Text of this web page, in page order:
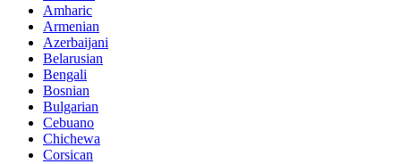
Amharic
Armenian
Azerbaijani
Belarusian
Bengali
Bosnian
Bulgarian
Cebuano
Chichewa
Corsican